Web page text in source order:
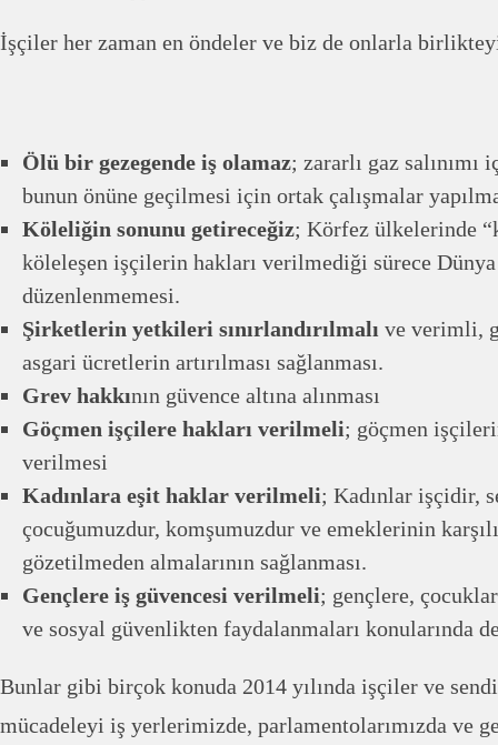
İşçiler her zaman en öndeler ve biz de onlarla
Ölü bir gezegende iş olamaz; zararlı gaz
bunun önüne geçilmesi için ortak çalışmalar
Köleliğin sonunu getireceğiz; Körfez ülkelerinde
köleleşen işçilerin hakları verilmediği sürece Dünya
düzenlenmemesi.
Şirketlerin yetkileri sınırlandırılmalı ve verimli,
asgari ücretlerin artırılması sağlanması.
Grev hakkının güvence altına alınması
Göçmen işçilere hakları verilmeli; göçmen
verilmesi
Kadınlara eşit haklar verilmeli; Kadınlar işçidir,
çocuğumuzdur, komşumuzdur ve emeklerinin
gözetilmeden almalarının sağlanması.
Gençlere iş güvencesi verilmeli; gençlere,
ve sosyal güvenlikten faydalanmaları konularında
Bunlar gibi birçok konuda 2014 yılında işçiler ve
mücadeleyi iş yerlerimizde, parlamentolarımızda ve